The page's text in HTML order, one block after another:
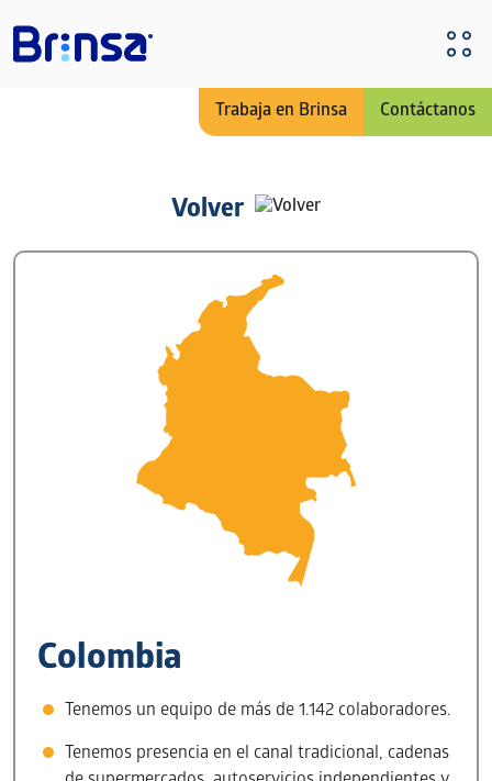
Trabaja en Brinsa Contáctanos
Volver
Colombia
Tenemos un equipo de más de 1.142 colaboradores.
Tenemos presencia en el canal tradicional, cadenas